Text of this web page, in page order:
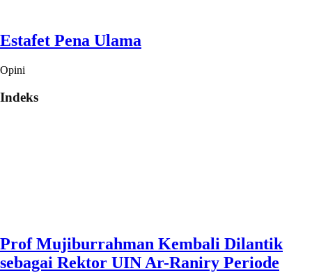
Estafet Pena Ulama
Opini
Indeks
Prof Mujiburrahman Kembali Dilantik
sebagai Rektor UIN Ar-Raniry Periode